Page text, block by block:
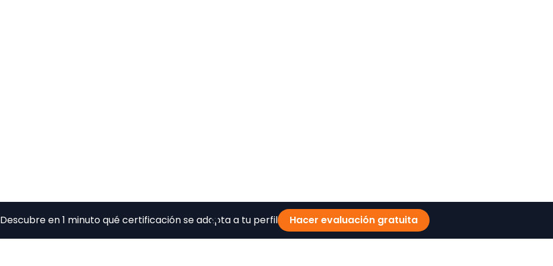
Descubre en 1 minuto qué certificación se adapta a tu perfil Hacer evaluación gratuita